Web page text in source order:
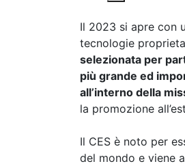
Il 2023 si apre con
tecnologie
selezionata per
più grande ed
all’interno della
la promozione
Il CES è noto per
del mondo e viene